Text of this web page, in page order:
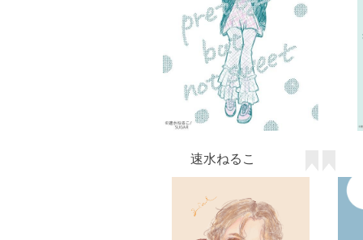
速水ねるこ